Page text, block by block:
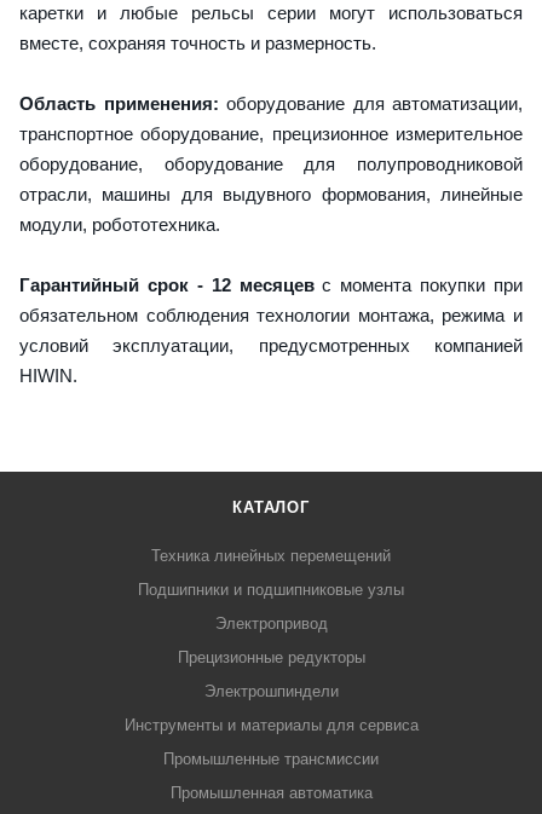
каретки и любые рельсы серии могут использоваться
вместе, сохраняя точность и размерность.
Область применения: оборудование для автоматизации,
транспортное оборудование, прецизионное измерительное
оборудование, оборудование для полупроводниковой
отрасли, машины для выдувного формования, линейные
модули, робототехника.
Гарантийный срок - 12 месяцевс момента покупки при
обязательном соблюдения технологии монтажа, режима и
условий эксплуатации, предусмотренных компанией
HIWIN.
КАТАЛОГ
Техника линейных перемещений
Подшипники и подшипниковые узлы
Электропривод
Прецизионные редукторы
Электрошпиндели
Инструменты и материалы для сервиса
Промышленные трансмиссии
Промышленная автоматика